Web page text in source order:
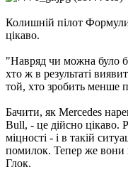
Колишній пілот
цікаво.
"Навряд чи можна було б
хто ж в результаті
той, хто зробить менше
Бачити, як Mercedes
Bull, - це дійсно цікаво.
міцності - і в такій
помилок. Тепер же вони
Глок.